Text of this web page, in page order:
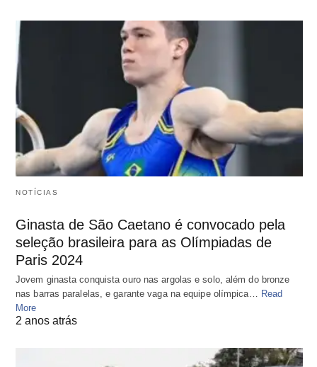
NOTÍCIAS
Ginasta de São Caetano é convocado pela
seleção brasileira para as Olímpiadas de
Paris 2024
Jovem ginasta conquista ouro nas argolas e solo, além do bronze
nas barras paralelas, e garante vaga na equipe olímpica… Read
More
2 anos atrás